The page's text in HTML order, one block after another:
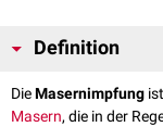
Definition
DieMasernimpfung
Masern, die in der